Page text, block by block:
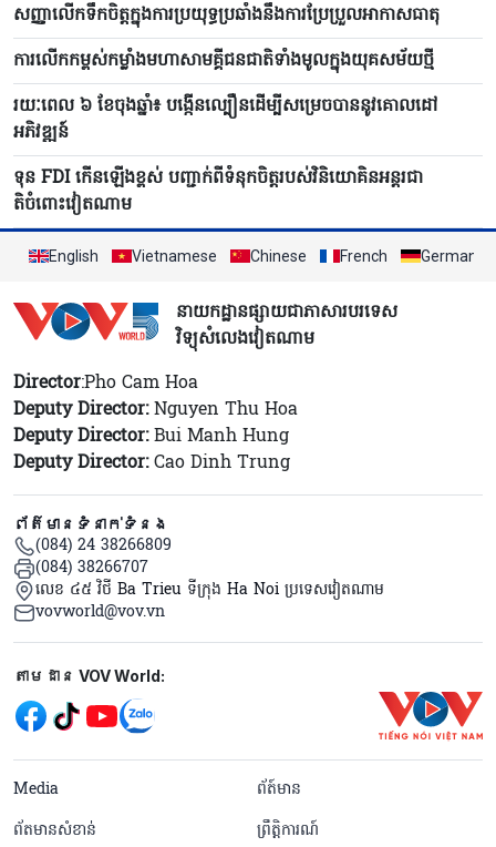
សញ្ញាលើកទឹកចិត្តក្នុងការប្រយុទ្ធប្រឆាំងនឹងការប្រែប្រួលអាកាសធាតុ
ការលើកកម្ពស់កម្លាំងមហាសាមគ្គីជនជាតិទាំងមូលក្នុងយុគសម័យថ្មី
រយៈពេល ៦​ ខែចុងឆ្នាំ៖ បង្កើន​ល្បឿនដើម្បីសម្រេចបាននូវគោលដៅ
អភិវឌ្ឍន៍
ទុន FDI កើន​ឡើង​ខ្ពស់ បញ្ជាក់ពីទំនុកចិត្តរបស់វិនិយោគិនអន្តរជា
តិចំពោះវៀតណាម
English Vietnamese Chinese French German
នាយកដ្ឋានផ្សាយជាភាសារបរទេស
វិទ្យុសំលេងវៀតណាម
Director:Pho Cam Hoa
Deputy Director:Nguyen Thu Hoa
Deputy Director:Bui Manh Hung
Deputy Director:Cao Dinh Trung
ព័ត៌មានទំនាក់ទំនង
(084) 24 38266809
(084) 38266707
លេខ ៤៥ វិថី Ba Trieu ទីក្រុង Ha Noi ប្រទេសវៀតណាម
vovworld@vov.vn
Mạng xã hội
តាមដាន VOV World:
menu footer tiếng Khmer
Media
ព័ត៍មាន
ព័តមានសំខាន់
ព្រឹត្តិការណ៍